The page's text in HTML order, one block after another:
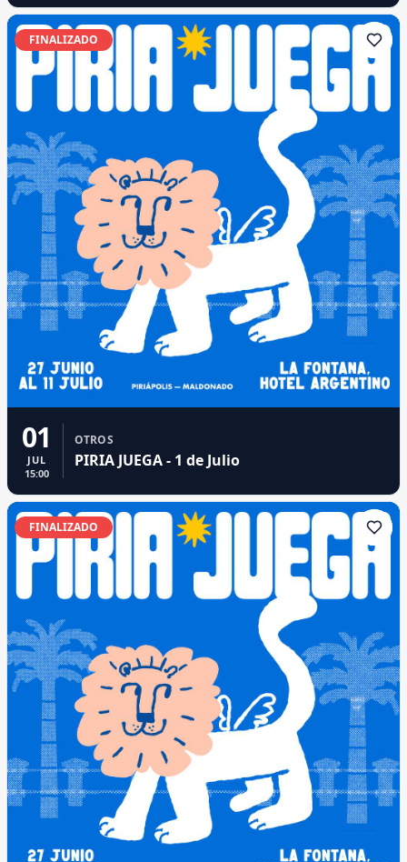
FINALIZADO
01
JUL
15:00
OTROS
PIRIA JUEGA - 1 de Julio
FINALIZADO